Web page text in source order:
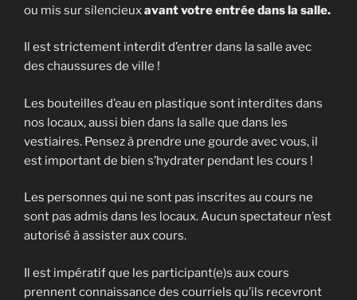
ou mis sur silencieuxavant votre entrée dans la salle.
Il est strictement interdit d’entrer dans la salle avec
des chaussures de ville !
Les bouteilles d’eau en plastique sont interdites dans
nos locaux, aussi bien dans la salle que dans les
vestiaires. Pensez à prendre une gourde avec vous, il
est important de bien s’hydrater pendant les cours !
Les personnes qui ne sont pas inscrites au cours ne
sont pas admis dans les locaux. Aucun spectateur n’est
autorisé à assister aux cours.
Il est impératif que les participant(e)s aux cours
prennent connaissance des courriels qu’ils recevront